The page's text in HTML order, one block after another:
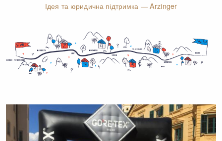
Ідея та юридична підтримка —Arzinger